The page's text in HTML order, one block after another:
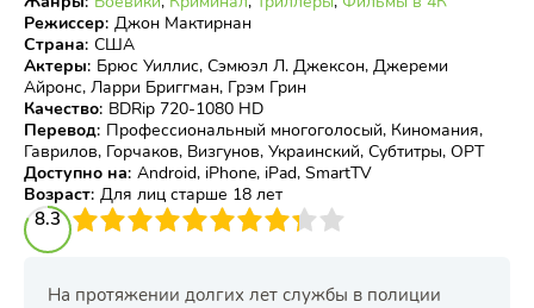
Режиссер: Джон Мактирнан
Страна: США
Актеры: Брюс Уиллис, Сэмюэл Л. Джексон, Джереми
Айронс, Ларри Бриггман, Грэм Грин
Качество: BDRip 720-1080 HD
Перевод: Профессиональный многоголосый, Киномания,
Гаврилов, Горчаков, Визгунов, Украинский, Субтитры, ОРТ
Доступно на: Android, iPhone, iPad, SmartTV
Возраст: Для лиц старше 18 лет
8.3
4 5 6 7 8 9 10
На протяжении долгих лет службы в полиции